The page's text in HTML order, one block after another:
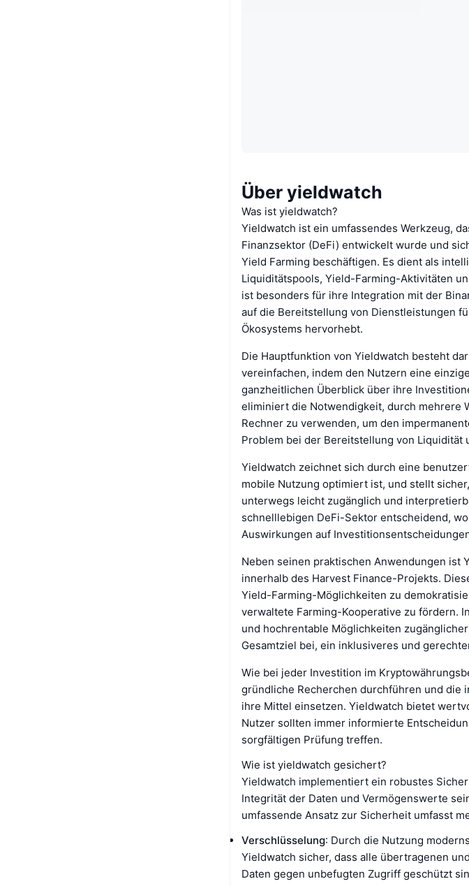
Über yieldwatch
Was ist yieldwatch?
Yieldwatch ist ein umfassendes Werkzeug,
Finanzsektor (DeFi) entwickelt wurde und
Yield Farming beschäftigen. Es dient als
Liquiditätspools, Yield-Farming-Aktivitäten
ist besonders für ihre Integration mit der
auf die Bereitstellung von Dienstleistungen
Ökosystems hervorhebt.
Die Hauptfunktion von Yieldwatch besteht
vereinfachen, indem den Nutzern eine
ganzheitlichen Überblick über ihre
eliminiert die Notwendigkeit, durch mehrere
Rechner zu verwenden, um den
Problem bei der Bereitstellung von Liquidität
Yieldwatch zeichnet sich durch eine
mobile Nutzung optimiert ist, und stellt
unterwegs leicht zugänglich und
schnelllebigen DeFi-Sektor entscheidend,
Auswirkungen auf
Neben seinen praktischen Anwendungen ist
innerhalb des Harvest Finance-Projekts.
Yield-Farming-Möglichkeiten zu
verwaltete Farming-Kooperative zu fördern.
und hochrentable Möglichkeiten
Gesamtziel bei, ein inklusiveres und
Wie bei jeder Investition im
gründliche Recherchen durchführen und die
ihre Mittel einsetzen. Yieldwatch bietet
Nutzer sollten immer informierte
sorgfältigen Prüfung treffen.
Wie ist yieldwatch gesichert?
Yieldwatch implementiert ein robustes
Integrität der Daten und Vermögenswerte
umfassende Ansatz zur Sicherheit umfasst
Verschlüsselung: Durch die Nutzung
Yieldwatch sicher, dass alle übertragenen
Daten gegen unbefugten Zugriff geschützt